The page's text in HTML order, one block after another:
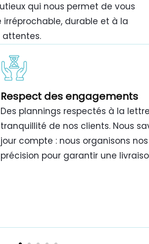
qui nous permet de vous
irréprochable, durable et à la
attentes.
bâtiment Tunisie
Respect des engagements
Des plannings respectés à la
tranquillité de nos clients. Nous
jour compte : nous organisons
précision pour garantir une